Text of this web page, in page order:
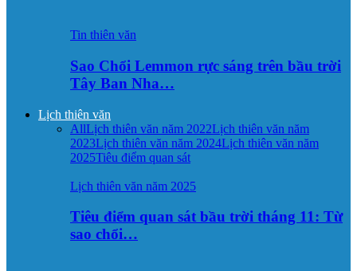
Tin thiên văn
Sao Chổi Lemmon rực sáng trên bầu trời
Tây Ban Nha…
Lịch thiên văn
AllLịch thiên văn năm 2022Lịch thiên văn năm
2023Lịch thiên văn năm 2024Lịch thiên văn năm
2025Tiêu điểm quan sát
Lịch thiên văn năm 2025
Tiêu điểm quan sát bầu trời tháng 11: Từ
sao chổi…